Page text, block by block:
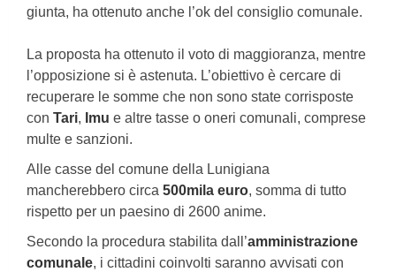
giunta, ha ottenuto anche l’ok del consiglio comunale.
La proposta ha ottenuto il voto di maggioranza, mentre
l’opposizione si è astenuta. L’obiettivo è cercare di
recuperare le somme che non sono state corrisposte
con Tari, Imu e altre tasse o oneri comunali, comprese
multe e sanzioni.
Alle casse del comune della Lunigiana
mancherebbero circa 500mila euro, somma di tutto
rispetto per un paesino di 2600 anime.
Secondo la procedura stabilita dall’amministrazione
comunale, i cittadini coinvolti saranno avvisati con